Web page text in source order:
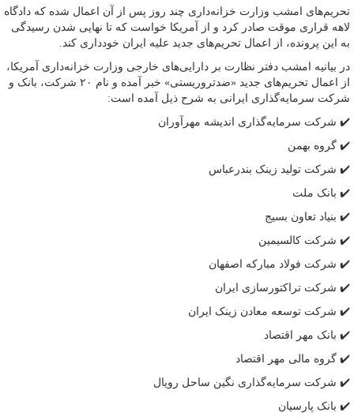
تحریم‌های امشب وزارت خزانه‌داری چند روز پس از آن اعمال شده که دادگاه
لاهه قراری موقت صادر کرد و از آمریکا خواست که تا نهایی شدن رسیدگی
به این پرونده، از اعمال تحریم‌های جدید علیه ایران خودداری کند.
در بیانیه امشب دفتر نظارت بر دارایی‌های خارجی وزارت خزانه‌داری آمریکا،
از اعمال تحریم‌های جدید «ضدتروریستی» خبر آمده و نام ۲۰ شرکت، بانک و
شرکت سرمایه‌گذاری ایرانی به شرح ذیل آمده است:
✔️ شرکت سرمایه‌گذاری اندیشه مهرآوران
✔️ گروه بهمن
✔️ شرکت تولید زینک بندرعباس
✔️ بانک ملت
✔️ بنیاد تعاون بسیج
✔️ شرکت کالسیمین
✔️ شرکت فولاد مبارکه اصفهان
✔️ شرکت تراکتورسازی ایران
✔️ شرکت توسعه معادن زینک ایران
✔️ بانک مهر اقتصاد
✔️ گروه مالی مهر اقتصاد
✔️ شرکت سرمایه‌گذاری نگین ساحل رویال
✔️ بانک پارسیان